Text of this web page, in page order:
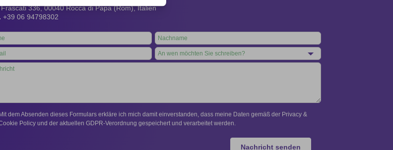
336, 00040 Rocca di Papa (Rom), Italien
+39 06 94798302
Mit dem Absenden dieses Formulars erkläre ich mich damit einverstanden, dass meine Daten gemäß der Privacy &
Policy und der aktuellen GDPR-Verordnung gespeichert und verarbeitet werden.
Nachricht senden